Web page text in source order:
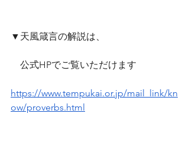
▼天風箴言の解説は、
公式HPでご覧いただけます
https://www.tempukai.or.jp/mail_link/kn
ow/proverbs.html